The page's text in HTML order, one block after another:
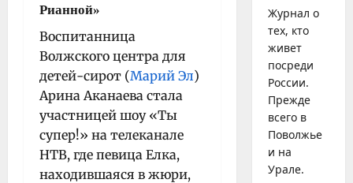
Рианной»
Воспитанница
Волжского центра для
детей-сирот (Марий Эл)
Арина Аканаева стала
участницей шоу «Ты
супер!» на телеканале
НТВ, где певица Елка,
находившаяся в жюри,
Журнал о
тех, кто
живет
посреди
России.
Прежде
всего в
Поволжье
и на
Урале.